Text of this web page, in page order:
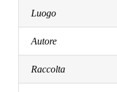
Luogo
Autore
Raccolta